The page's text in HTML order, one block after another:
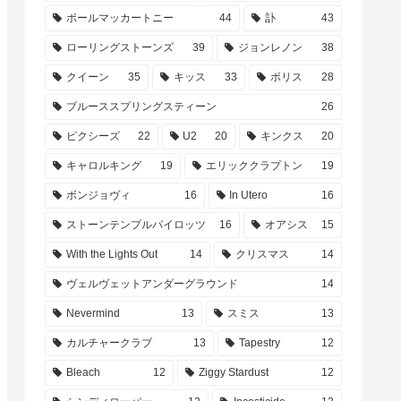
ポールマッカートニー 44 訃 43
ローリングストーンズ 39 ジョンレノン 38
クイーン 35 キッス 33 ポリス 28
ブルーススプリングスティーン 26
ピクシーズ 22 U2 20 キンクス 20
キャロルキング 19 エリッククラプトン 19
ボンジョヴィ 16 In Utero 16
ストーンテンプルパイロッツ 16 オアシス 15
With the Lights Out 14 クリスマス 14
ヴェルヴェットアンダーグラウンド 14
Nevermind 13 スミス 13
カルチャークラブ 13 Tapestry 12
Bleach 12 Ziggy Stardust 12